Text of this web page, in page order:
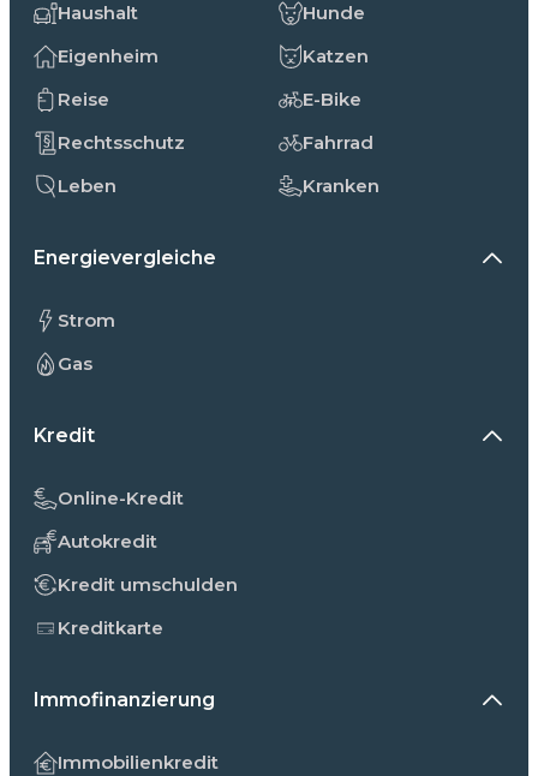
Haushalt
Eigenheim
Reise
Rechtsschutz
Leben
Hunde
Katzen
E-Bike
Fahrrad
Kranken
Energievergleiche
Strom
Gas
Kredit
Online-Kredit
Autokredit
Kredit umschulden
Kreditkarte
Immofinanzierung
Immobilienkredit